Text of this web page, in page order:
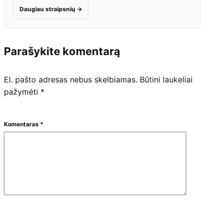
Daugiau straipsnių →
Parašykite komentarą
El. pašto adresas nebus skelbiamas. Būtini laukeliai
pažymėti *
Komentaras *